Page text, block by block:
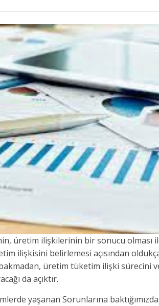
üretim ilişkilerinin bir sonucu olması
ilişkisini belirlemesi açısından
üretim tüketim ilişki sürecini
da açıktır.
yaşanan Sorunlarına